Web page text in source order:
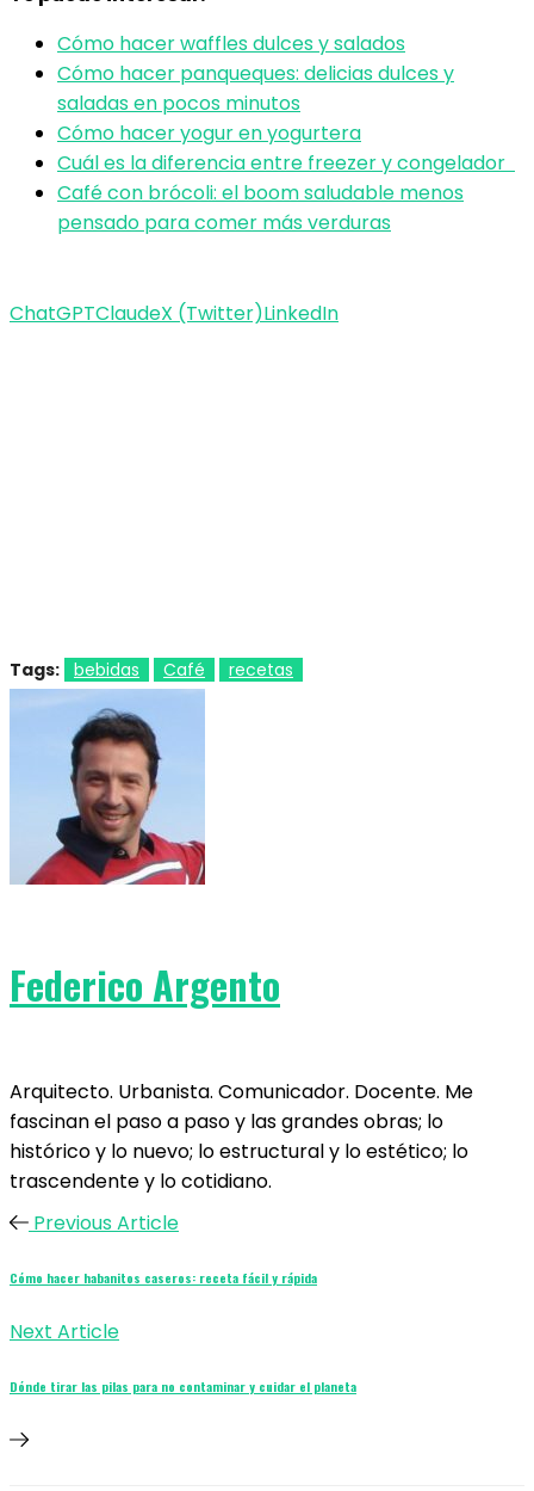
Cómo hacer waffles dulces y salados
Cómo hacer panqueques: delicias dulces y
saladas en pocos minutos
Cómo hacer yogur en yogurtera
Cuál es la diferencia entre freezer y congelador
Café con brócoli: el boom saludable menos
pensado para comer más verduras
ChatGPTClaudeX (Twitter)LinkedIn
Tags: bebidas Café recetas
Federico Argento
Arquitecto. Urbanista. Comunicador. Docente. Me
fascinan el paso a paso y las grandes obras; lo
histórico y lo nuevo; lo estructural y lo estético; lo
trascendente y lo cotidiano.
Previous Article
Cómo hacer habanitos caseros: receta fácil y rápida
Next Article
Dónde tirar las pilas para no contaminar y cuidar el planeta